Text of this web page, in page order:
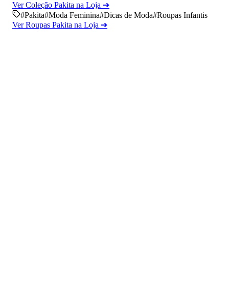
Ver Coleção Pakita na Loja ➔
#Pakita#Moda Feminina#Dicas de Moda#Roupas Infantis
Ver Roupas Pakita na Loja ➔